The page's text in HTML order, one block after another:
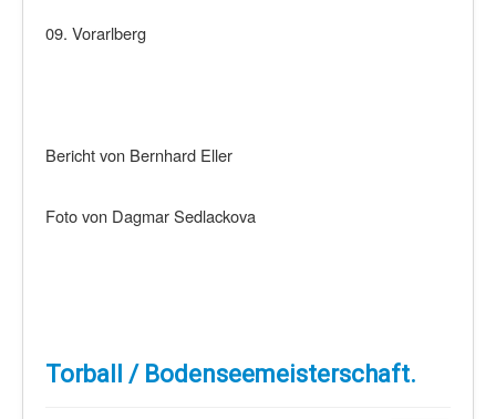
09. Vorarlberg
Bericht von Bernhard Eller
Foto von Dagmar Sedlackova
Torball / Bodenseemeisterschaft.